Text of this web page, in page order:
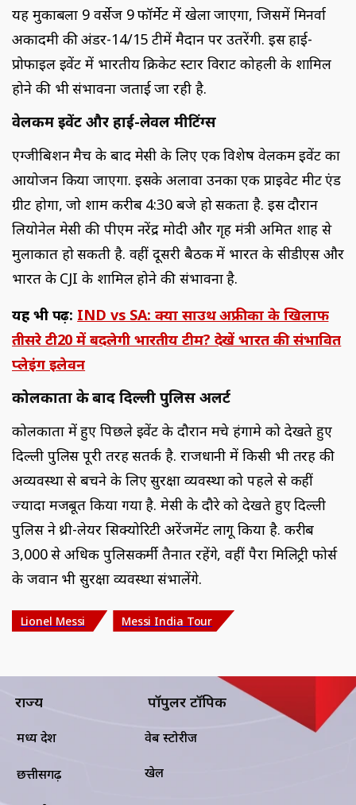
यह मुकाबला 9 वर्सेज 9 फॉर्मेट में खेला जाएगा, जिसमें मिनर्वा
अकादमी की अंडर-14/15 टीमें मैदान पर उतरेंगी. इस हाई-
प्रोफाइल इवेंट में भारतीय क्रिकेट स्टार विराट कोहली के शामिल
होने की भी संभावना जताई जा रही है.
वेलकम इवेंट और हाई-लेवल मीटिंग्स
एग्जीबिशन मैच के बाद मेसी के लिए एक विशेष वेलकम इवेंट का
आयोजन किया जाएगा. इसके अलावा उनका एक प्राइवेट मीट एंड
ग्रीट होगा, जो शाम करीब 4:30 बजे हो सकता है. इस दौरान
लियोनेल मेसी की पीएम नरेंद्र मोदी और गृह मंत्री अमित शाह से
मुलाकात हो सकती है. वहीं दूसरी बैठक में भारत के सीडीएस और
भारत के CJI के शामिल होने की संभावना है.
यह भी पढ़ें: IND vs SA: क्या साउथ अफ्रीका के खिलाफ
तीसरे टी20 में बदलेगी भारतीय टीम? देखें भारत की संभावित
प्लेइंग इलेवन
कोलकाता के बाद दिल्ली पुलिस अलर्ट
कोलकाता में हुए पिछले इवेंट के दौरान मचे हंगामे को देखते हुए
दिल्ली पुलिस पूरी तरह सतर्क है. राजधानी में किसी भी तरह की
अव्यवस्था से बचने के लिए सुरक्षा व्यवस्था को पहले से कहीं
ज्यादा मजबूत किया गया है. मेसी के दौरे को देखते हुए दिल्ली
पुलिस ने थ्री-लेयर सिक्योरिटी अरेंजमेंट लागू किया है. करीब
3,000 से अधिक पुलिसकर्मी तैनात रहेंगे, वहीं पैरा मिलिट्री फोर्स
के जवान भी सुरक्षा व्यवस्था संभालेंगे.
Lionel Messi Messi India Tour
राज्य
मध्य प्रदेश
छत्तीसगढ़
पॉपुलर टॉपिक
वेब स्टोरीज
खेल